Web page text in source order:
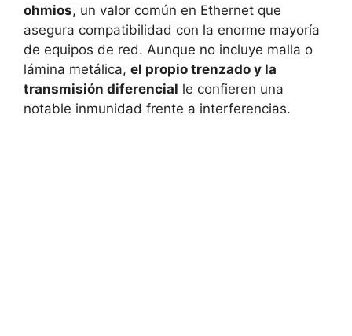
ohmios, un valor común en Ethernet que
asegura compatibilidad con la enorme mayoría
de equipos de red. Aunque no incluye malla o
lámina metálica, el propio trenzado y la
transmisión diferencial le confieren una
notable inmunidad frente a interferencias.